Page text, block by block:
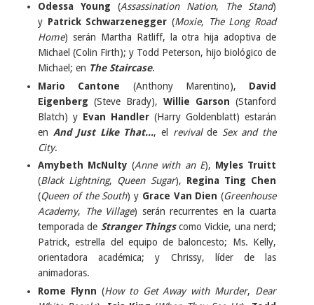
Odessa Young (Assassination Nation, The Stand)
y Patrick Schwarzenegger (Moxie,
The Long Road
Home) serán Martha Ratliff, la otra hija adoptiva de
Michael (Colin Firth); y Todd Peterson, hijo biológico de
Michael; en The Staircase.
Mario Cantone (Anthony Marentino), David
Eigenberg (Steve Brady), Willie Garson (Stanford
Blatch) y Evan Handler (Harry Goldenblatt) estarán
en And Just Like That..., el revivalde Sex and the
City.
Amybeth McNulty (Anne with an E), Myles Truitt
(Black Lightning, Queen Sugar), Regina Ting Chen
(Queen of the South) y Grace Van Dien (Greenhouse
Academy, The Village) serán recurrentes en la cuarta
temporada de Stranger Thingscomo Vickie, una nerd;
Patrick, estrella del equipo de baloncesto; Ms. Kelly,
orientadora académica; y Chrissy, líder de las
animadoras.
Rome Flynn (How to Get Away with Murder, Dear